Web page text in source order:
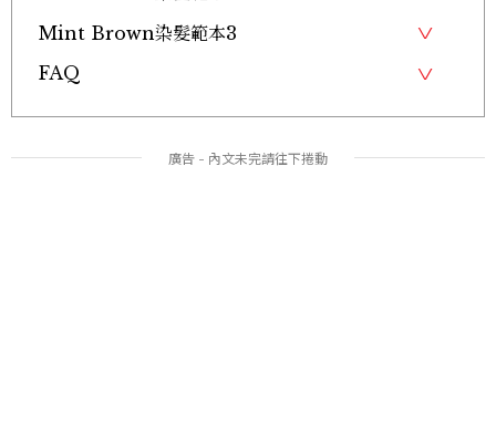
Mint Brown染髮範本3
FAQ